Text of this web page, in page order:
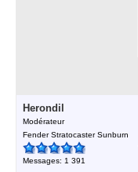
Herondil
Modérateur
Fender Stratocaster Sunburn
Messages: 1 391